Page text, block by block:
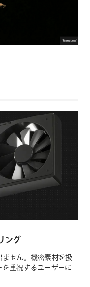
ング
せん。機密素材を扱
重視するユーザーに